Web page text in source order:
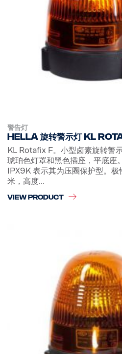
警告灯
Hella 旋转警示灯 KL
KL Rotafix F。小型卤素旋转警
琥珀色灯罩和黑色插座，平底座
IPX9K 表示其为压圈保护型。
米，高度...
VIEW PRODUCT